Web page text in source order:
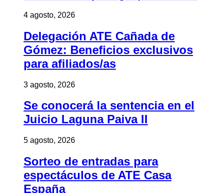
4 agosto, 2026
Delegación ATE Cañada de
Gómez: Beneficios exclusivos
para afiliados/as
3 agosto, 2026
Se conocerá la sentencia en el
Juicio Laguna Paiva II
5 agosto, 2026
Sorteo de entradas para
espectáculos de ATE Casa
España